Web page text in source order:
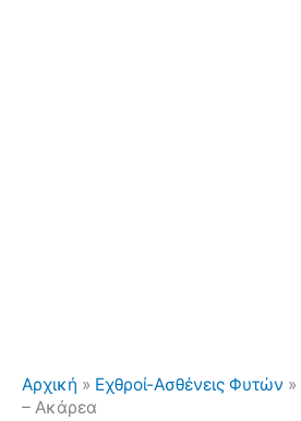
Αρχική » Εχθροί-Ασθένεις Φυτών »
– Ακάρεα